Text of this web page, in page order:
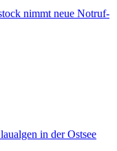
nimmt neue Notruf-
in der Ostsee